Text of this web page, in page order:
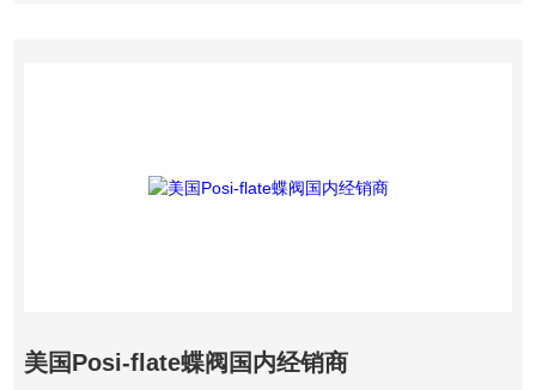
美国Posi-flate蝶阀国内经销商